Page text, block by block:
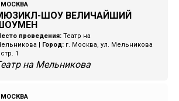
МОСКВА
ШОУ ВЕЛИЧАЙШИЙ
проведения: Театр на
Город: г. Москва, ул. Мельникова
1
на Мельникова
МОСКВА